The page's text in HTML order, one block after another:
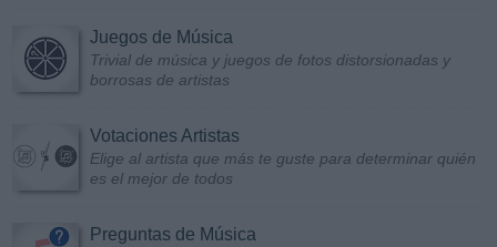
Juegos de Música
Trivial de música y juegos de fotos distorsionadas y
borrosas de artistas
Votaciones Artistas
Elige al artista que más te guste para determinar quién
es el mejor de todos
Preguntas de Música